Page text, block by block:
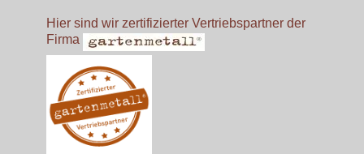
Hier sind wir zertifizierter Vertriebspartner der
Firma